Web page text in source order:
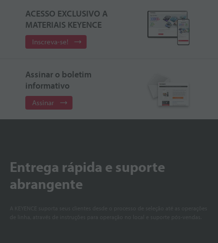
ACESSO EXCLUSIVO A
MATERIAIS KEYENCE
Inscreva-se!
Assinar o boletim
informativo
Assinar
Entrega rápida e suporte
abrangente